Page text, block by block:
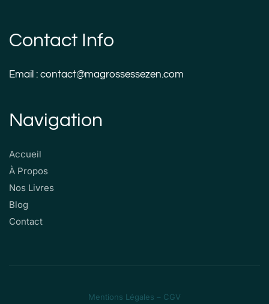
Contact Info
Email : contact@magrossessezen.com
Navigation
Accueil
À Propos
Nos Livres
Blog
Contact
Mentions Légales – CGV